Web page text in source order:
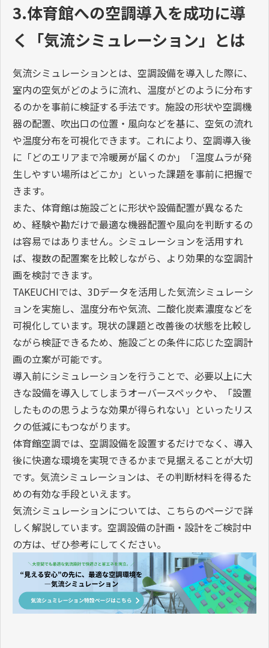
3.体育館への空調導入を成功に導
く「気流シミュレーション」とは
気流シミュレーションとは、空調設備を導入した際に、
室内の空気がどのように流れ、温度がどのように分布す
るのかを事前に検証する手法です。施設の形状や空調機
器の配置、吹出口の位置・風向などを基に、空気の流れ
や温度分布を可視化できます。これにより、空調導入後
に「どのエリアまで冷暖房が届くのか」「温度ムラが発
生しやすい場所はどこか」といった課題を事前に把握で
きます。
また、体育館は施設ごとに形状や設備配置が異なるた
め、経験や勘だけで最適な機器配置や風向を判断するの
は容易ではありません。シミュレーションを活用すれ
ば、複数の配置案を比較しながら、より効果的な空調計
画を検討できます。
TAKEUCHIでは、3Dデータを活用した気流シミュレーシ
ョンを実施し、温度分布や気流、二酸化炭素濃度などを
可視化しています。現状の課題と改善後の状態を比較し
ながら検証できるため、施設ごとの条件に応じた空調計
画の立案が可能です。
導入前にシミュレーションを行うことで、必要以上に大
きな設備を導入してしまうオーバースペックや、「設置
したものの思うような効果が得られない」といったリス
クの低減にもつながります。
体育館空調では、空調設備を設置するだけでなく、導入
後に快適な環境を実現できるかまで見据えることが大切
です。気流シミュレーションは、その判断材料を得るた
めの有効な手段といえます。
気流シミュレーションについては、こちらのページで詳
しく解説しています。空調設備の計画・設計をご検討中
の方は、ぜひ参考にしてください。